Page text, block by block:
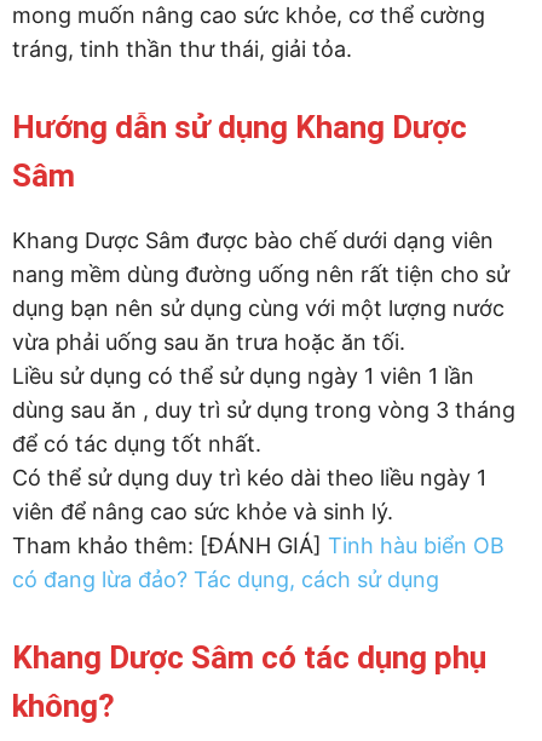
mong muốn nâng cao sức khỏe, cơ thể cường
tráng, tinh thần thư thái, giải tỏa.
Hướng dẫn sử dụng Khang Dược
Sâm
Khang Dược Sâm được bào chế dưới dạng viên
nang mềm dùng đường uống nên rất tiện cho sử
dụng bạn nên sử dụng cùng với một lượng nước
vừa phải uống sau ăn trưa hoặc ăn tối.
Liều sử dụng có thể sử dụng ngày 1 viên 1 lần
dùng sau ăn , duy trì sử dụng trong vòng 3 tháng
để có tác dụng tốt nhất.
Có thể sử dụng duy trì kéo dài theo liều ngày 1
viên để nâng cao sức khỏe và sinh lý.
Tham khảo thêm: [ĐÁNH GIÁ] Tinh hàu biển OB
có đang lừa đảo? Tác dụng, cách sử dụng
Khang Dược Sâm có tác dụng phụ
không?